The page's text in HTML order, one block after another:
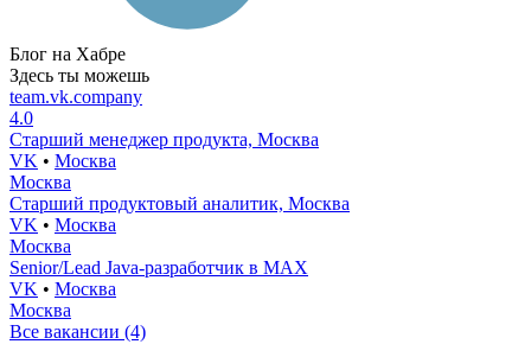
Блог на Хабре
Здесь ты можешь
team.vk.company
4.0
Старший менеджер продукта, Москва
VK • Москва
Москва
Старший продуктовый аналитик, Москва
VK • Москва
Москва
Senior/Lead Java-разработчик в MAX
VK • Москва
Москва
Все вакансии (4)